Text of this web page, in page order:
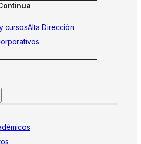
cursosAlta Dirección